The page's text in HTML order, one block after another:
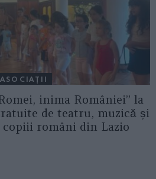
ASOCIAŢII
inima României” la
de teatru, muzică și
români din Lazio